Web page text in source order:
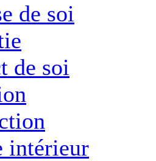
de soi
de soi
intérieur